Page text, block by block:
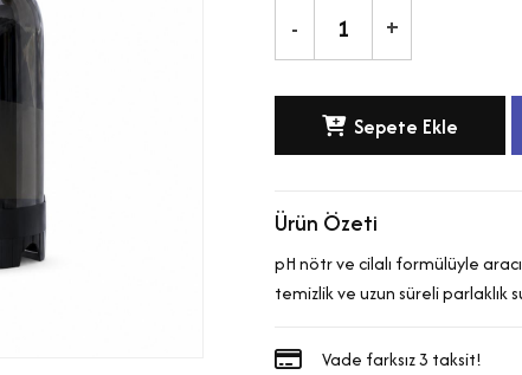
- +
Sepete Ekle
Ürün Özeti
pH nötr ve cilalı formülüyle
temizlik ve uzun süreli parlaklık
Vade farksız 3 taksit!